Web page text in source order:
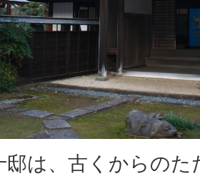
邸は、古くからの